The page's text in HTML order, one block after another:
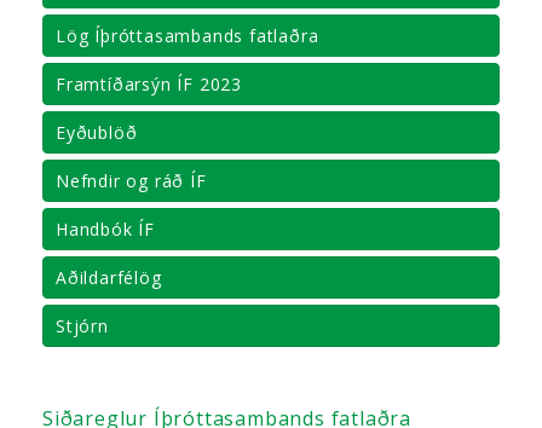
Lög Íþróttasambands fatlaðra
Framtíðarsýn ÍF 2023
Eyðublöð
Nefndir og ráð ÍF
Handbók ÍF
Aðildarfélög
Stjórn
Siðareglur Íþróttasambands fatlaðra